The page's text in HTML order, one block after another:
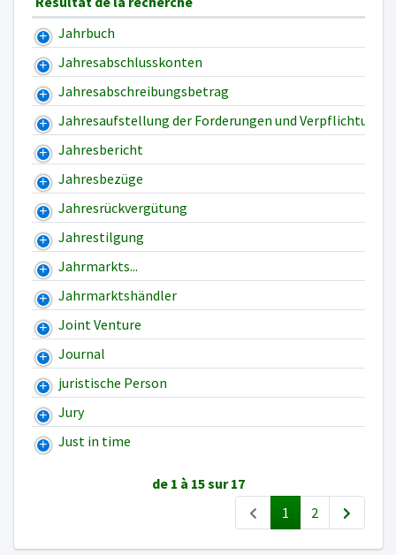
Jahrbuch
Jahresabschlusskonten
Jahresabschreibungsbetrag
Jahresaufstellung der Forderungen und
Jahresbericht
Jahresbezüge
Jahresrückvergütung
Jahrestilgung
Jahrmarkts...
Jahrmarktshändler
Joint Venture
Journal
juristische Person
Jury
Just in time
de 1 à 15 sur 17
1
2